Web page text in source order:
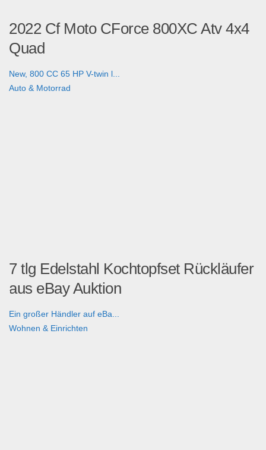
2022 Cf Moto CForce 800XC Atv 4x4
Quad
New, 800 CC 65 HP V-twin l...
Auto & Motorrad
7 tlg Edelstahl Kochtopfset Rückläufer
aus eBay Auktion
Ein großer Händler auf eBa...
Wohnen & Einrichten